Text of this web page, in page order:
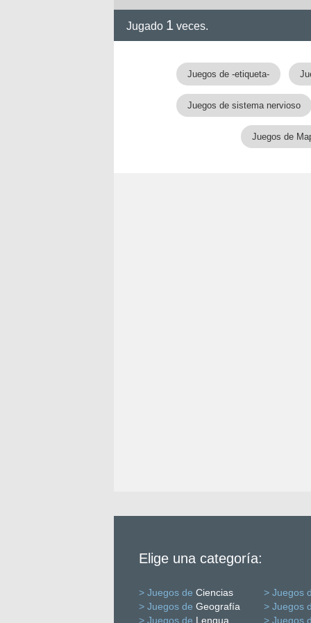
Jugado 1 veces.
Juegos de -etiqueta-
Juegos de sistema nervioso
Juegos de
Elige una categoría:
> Juegos de Ciencias
> Juegos
> Juegos de Geografía
> Juegos
> Juegos de Lengua > Juegos